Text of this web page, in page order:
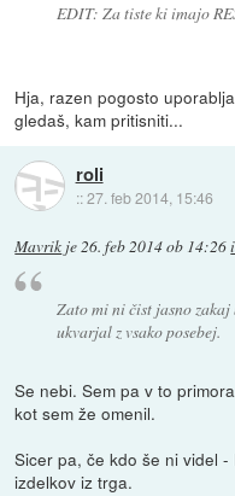
EDIT: Za tiste ki imajo
Hja, razen pogosto
gledaš, kam pritisniti...
roli
::27. feb 2014, 15:46
Mavrik je26. feb 2014 ob 14:26
Zato mi ni čist jasno
ukvarjal z vsako posebej.
Se nebi. Sem pa v to
kot sem že omenil.
Sicer pa, če kdo še ni videl
izdelkov iz trga.